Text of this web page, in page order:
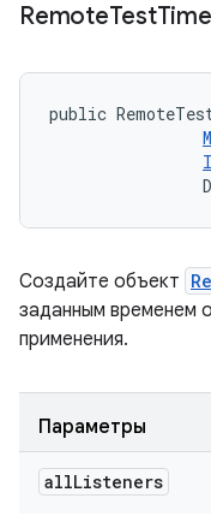
RemoteTestTime
public
Создайте объект
заданным временем
применения.
Параметры
allListeners